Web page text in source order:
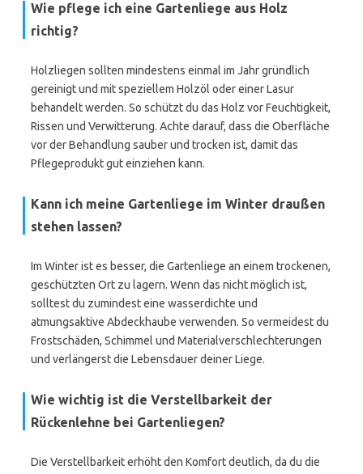
Wie pflege ich eine Gartenliege aus Holz
richtig?
Holzliegen sollten mindestens einmal im Jahr gründlich
gereinigt und mit speziellem Holzöl oder einer Lasur
behandelt werden. So schützt du das Holz vor Feuchtigkeit,
Rissen und Verwitterung. Achte darauf, dass die Oberfläche
vor der Behandlung sauber und trocken ist, damit das
Pflegeprodukt gut einziehen kann.
Kann ich meine Gartenliege im Winter draußen
stehen lassen?
Im Winter ist es besser, die Gartenliege an einem trockenen,
geschützten Ort zu lagern. Wenn das nicht möglich ist,
solltest du zumindest eine wasserdichte und
atmungsaktive Abdeckhaube verwenden. So vermeidest du
Frostschäden, Schimmel und Materialverschlechterungen
und verlängerst die Lebensdauer deiner Liege.
Wie wichtig ist die Verstellbarkeit der
Rückenlehne bei Gartenliegen?
Die Verstellbarkeit erhöht den Komfort deutlich, da du die